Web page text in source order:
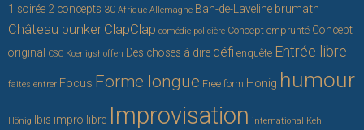
1 soirée 2 concepts 30 Afrique Allemagne Ban-de-Laveline brumath
Château bunker ClapClap comédie policière Concept emprunté Concept
original
CSC Koenigshoffen Des choses à dire défi enquête Entrée libre
faites entrer Focus Forme longue Free form Honig humour
Hönig Ibis impro libre Improvisation international Kehl